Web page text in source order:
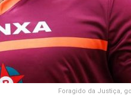
Foragido da Justiça,